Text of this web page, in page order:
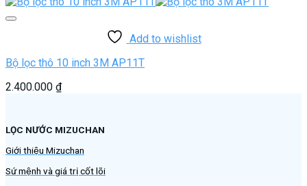
Add to wishlist
Bộ lọc thô 10 inch 3M AP11T
2.400.000 ₫
LỌC NƯỚC MIZUCHAN
Giới thiệu Mizuchan
Sứ mệnh và giá trị cốt lõi